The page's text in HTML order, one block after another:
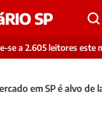
SP
se a 2.605 leitores este
em SP é alvo de